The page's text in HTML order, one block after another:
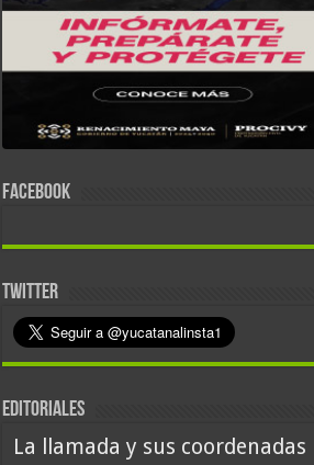
FACEBOOK
TWITTER
EDITORIALES
La llamada y sus coordenadas